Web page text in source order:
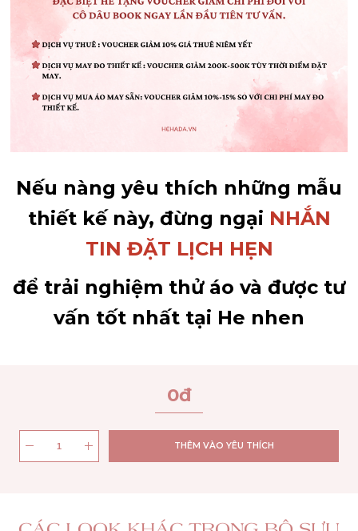
Nếu nàng yêu thích những mẫu
thiết kế này, đừng ngại NHẮN
TIN ĐẶT LỊCH HẸN
để trải nghiệm thử áo và được tư
vấn tốt nhất tại He nhen
0đ
THÊM VÀO YÊU THÍCH